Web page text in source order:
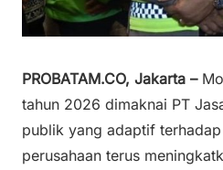
PROBATAM.CO, Jakarta –
tahun 2026 dimaknai PT
publik yang adaptif
perusahaan terus